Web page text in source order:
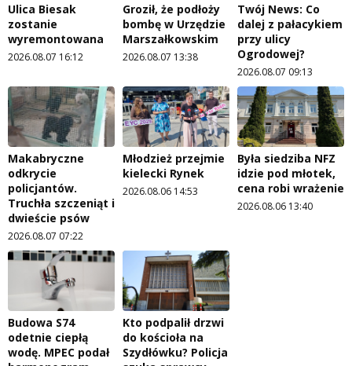
Ulica Biesak
zostanie
wyremontowana
2026.08.07 16:12
Groził, że podłoży
bombę w Urzędzie
Marszałkowskim
2026.08.07 13:38
Twój News: Co
dalej z pałacykiem
przy ulicy
Ogrodowej?
2026.08.07 09:13
Makabryczne
odkrycie
policjantów.
Truchła szczeniąt i
dwieście psów
2026.08.07 07:22
Młodzież przejmie
kielecki Rynek
2026.08.06 14:53
Była siedziba NFZ
idzie pod młotek,
cena robi wrażenie
2026.08.06 13:40
Budowa S74
odetnie ciepłą
wodę. MPEC podał
Kto podpalił drzwi
do kościoła na
Szydłówku? Policja